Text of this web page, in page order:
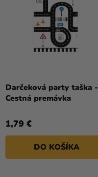
Darčeková party taška -
Cestná premávka
1,79 €
DO KOŠÍKA